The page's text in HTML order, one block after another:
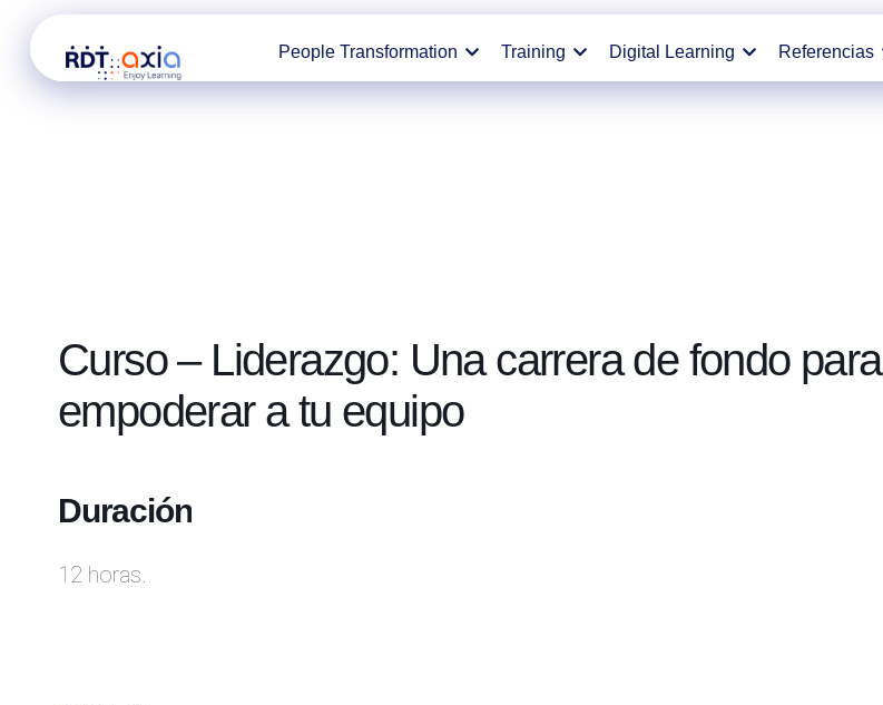
People Transformation Training Digital Learning Referencias
Curso – Liderazgo: Una carrera de fondo para
empoderar a tu equipo
Duración
12 horas.